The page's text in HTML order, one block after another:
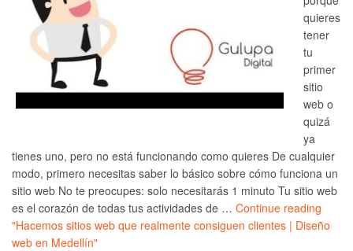
quieres
tener
tu
primer
sitio
web o
quizá
ya
tienes uno, pero no está funcionando como quieres De cualquier
modo, primero necesitas saber lo básico sobre cómo funciona un
sitio web No te preocupes: solo necesitarás 1 minuto Tu sitio web
es el corazón de todas tus actividades de … Continue reading
"Hacemos sitios web que realmente consiguen clientes | Diseño
web en Medellín"